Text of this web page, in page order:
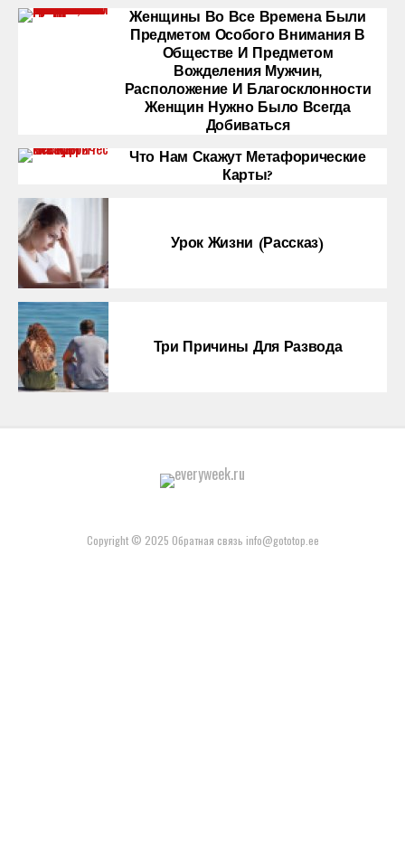
Женщины Во Все Времена Были
Предметом Особого Внимания В
Обществе И Предметом
Вожделения Мужчин,
Расположение И Благосклонности
Женщин Нужно Было Всегда
Добиваться
Что Нам Скажут Метафорические
Карты?
Урок Жизни (рассказ)
Три Причины Для Развода
Copyright © 2025 Обратная связь info@gototop.ee